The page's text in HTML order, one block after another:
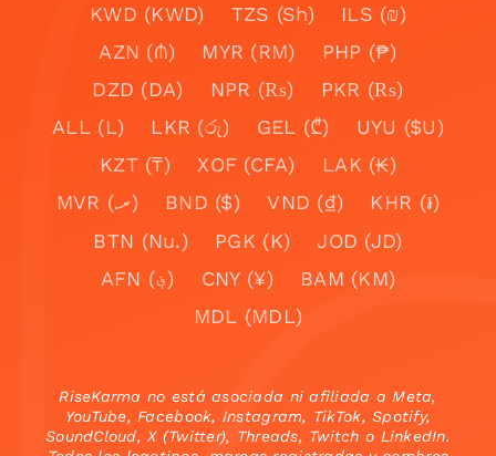
KWD (KWD)
TZS (Sh)
ILS (₪)
AZN (₼)
MYR (RM)
PHP (₱)
DZD (DA)
NPR (₨)
PKR (₨)
ALL (L)
LKR (රු) GEL (₾)
UYU ($U)
KZT (₸)
XOF (CFA)
LAK (₭)
MVR (.ރ)
BND ($) VND (₫)
KHR (៛)
BTN (Nu.)
PGK (K)
JOD (JD)
AFN (؋)
CNY (¥)
BAM (KM)
MDL (MDL)
RiseKarma no está asociada ni afiliada a Meta,
YouTube, Facebook, Instagram, TikTok, Spotify,
SoundCloud, X (Twitter), Threads, Twitch o LinkedIn.